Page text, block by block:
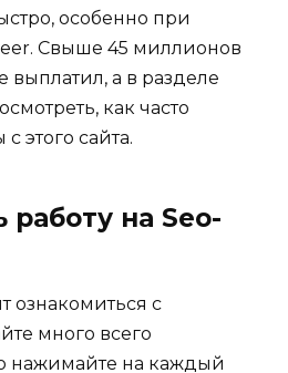
особенно при
Свыше 45 миллионов
выплатил, а в разделе
как часто
этого сайта.
работу на Seo-
ознакомиться с
много всего
нажимайте на каждый